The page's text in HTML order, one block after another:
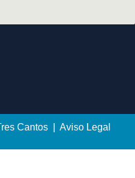
Cantos | Aviso Legal